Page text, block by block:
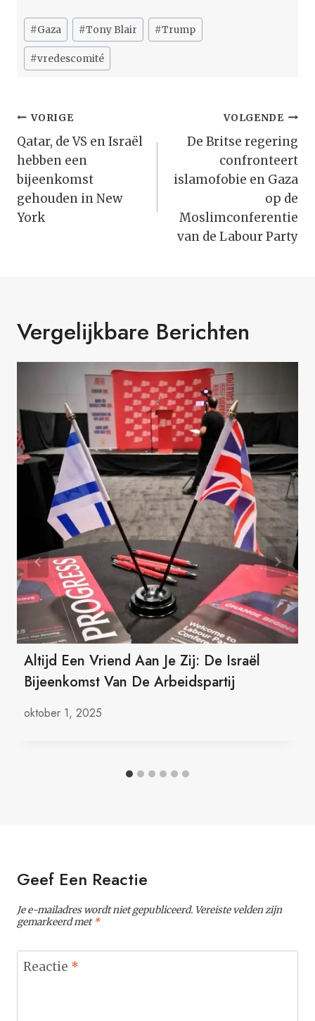
Bericht
tags:
#Gaza #Tony Blair #Trump
#vredescomité
Bericht
Navigatie
VORIGE
Qatar, de VS en Israël
hebben een
bijeenkomst
gehouden in New
York
VOLGENDE
De Britse regering
confronteert
islamofobie en Gaza
op de
Moslimconferentie
van de Labour Party
Vergelijkbare Berichten
Altijd Een Vriend Aan Je Zij: De Israël
Bijeenkomst Van De Arbeidspartij
oktober 1, 2025
Geef Een Reactie
Je e-mailadres wordt niet gepubliceerd. Vereiste velden zijn
gemarkeerd met*
Reactie *